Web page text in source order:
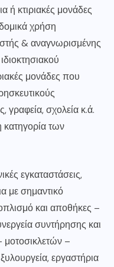
ή κτιριακές μονάδες
χρήση
& αναγνωρισμένης
μονάδες που
γραφεία, σχολεία κ.ά.
κατηγορία των
εγκαταστάσεις,
με σημαντικό
και αποθήκες –
συντήρησης και
μοτοσικλετών –
εργαστήρια